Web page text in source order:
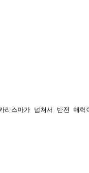
리스마가 넘쳐서 반전